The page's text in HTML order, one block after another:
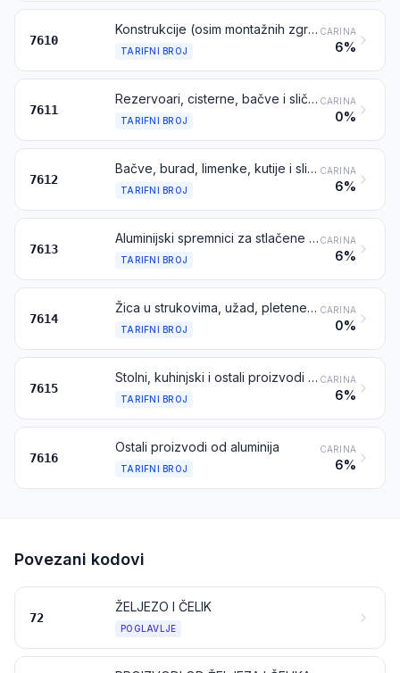
7610
Konstrukcije (osim montažnih zgrada iz tarifnog broja 9406) i dijelovi konstrukcija (mostovi i sekcije mostova, tornjevi, rešetkasti stupovi, krovovi, kosturi krovišta, vrata i prozori te okviri za njih, pragovi za vrata, ograde, potporni stupovi i stupovi), od aluminija; limovi, šipke, profili, cijevi i slično, od aluminija, pripremljeni za uporabu u konstrukcijama
TARIFNI BROJ
CARINA
6%
7611
Rezervoari, cisterne, bačve i slično, od aluminija, za bilo koji materijal (osim stlačenih ili ukapljenih plinova), obujma većeg od 300 l, neovisno jesu li obloženi ili toplinski izolirani ili ne, ali neopremljeni mehaničkim ni toplinskim uređajima
TARIFNI BROJ
CARINA
0%
7612
Bačve, burad, limenke, kutije i slični spremnici (uključujući krute ili sklopive cjevaste spremnike), za bilo koji materijal (osim za stlačene ili ukapljene plinove), obujma ne većeg od 300 l, neovisno jesu li obloženi ili su toplinski izolirani ili ne, ali neopremljeni mehaničkim ni toplinskim uređajima
TARIFNI BROJ
CARINA
6%
7613
Aluminijski spremnici za stlačene ili ukapljene plinove
TARIFNI BROJ
CARINA
6%
7614
Žica u strukovima, užad, pletene trake i slično, od aluminija, električno neizolirani
TARIFNI BROJ
CARINA
0%
7615
Stolni, kuhinjski i ostali proizvodi za kućanstvo i njihovi dijelovi, od aluminija; spužve i jastučići za ribanje i poliranje posuđa, rukavice i slično, od aluminija; sanitarni proizvodi i njihovi dijelovi, od aluminija
TARIFNI BROJ
CARINA
6%
7616
Ostali proizvodi od aluminija
TARIFNI BROJ
CARINA
6%
Povezani kodovi
72
ŽELJEZO I ČELIK
POGLAVLJE